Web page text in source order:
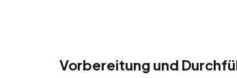
Vorbereitung und